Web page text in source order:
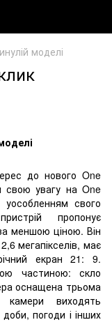
моделі
до нового One
свою увагу на One
свого
пропонує
меншою ціною. Він
мегапікселів, має
екран 21: 9.
частиною: скло
оснащена трьома
камери виходять
погоди і інших